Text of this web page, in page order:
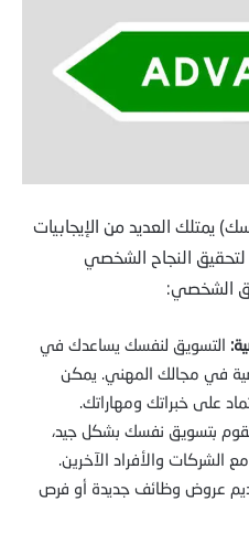
يمتلك العديد من الإيجابيات
لتحقيق النجاح الشخصي
الشخصي:
التسويق لنفسك يساعدك في
في مجالك المهني. يمكن
على خبراتك ومهاراتك.
بتسويق نفسك بشكل جيد،
الشركات والأفراد الآخرين.
عروض وظائف جديدة أو فرص